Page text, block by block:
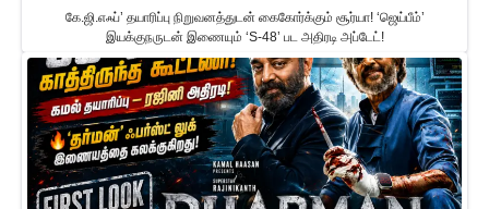
கே.ஜி.எஃப்’ தயாரிப்பு நிறுவனத்துடன் கைகோர்க்கும் சூர்யா! ‘ஜெய்பீம்’
இயக்குநருடன் இணையும் ‘S-48’ பட அதிரடி அப்டேட்!